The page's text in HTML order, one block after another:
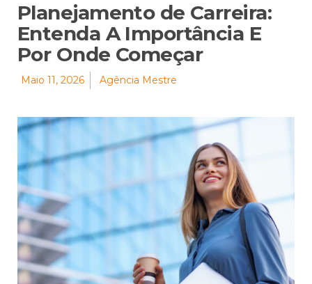
Planejamento de Carreira:
Entenda A Importância E
Por Onde Começar
Maio 11, 2026 Agência Mestre